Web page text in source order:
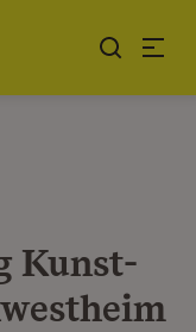
Kunst­